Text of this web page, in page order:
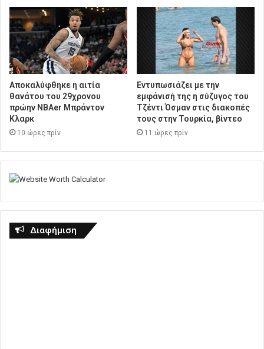
Αποκαλύφθηκε η αιτία
θανάτου του 29χρονου
πρώην NBAer Μπράντον
Κλαρκ
10 ώρες πρίν
Εντυπωσιάζει με την
εμφάνισή της η σύζυγος του
Τζέντι Όσμαν στις διακοπές
τους στην Τουρκία, βίντεο
11 ώρες πρίν
Διαφήμιση